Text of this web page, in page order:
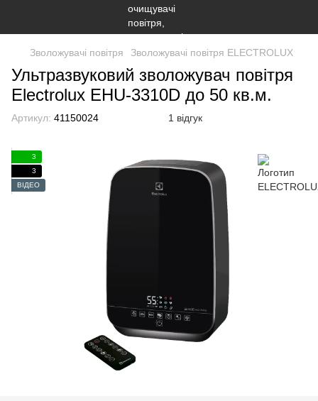
Зволожувачі повітря Зволожувачі повітря ELECTROLUX
Ультразвуковий зволожувач повітря
Electrolux EHU-3310D до 50 кв.м.
Артикул: 41150024 1 відгук
3
3
ВІДЕО